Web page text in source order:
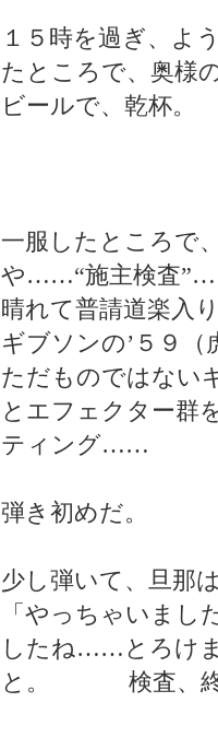
１５時を過ぎ、よ
たところで、奥様
ビールで、乾杯。
一服したところ
や……“施主検査
晴れて普請道楽入
ギブソンの’５９
ただものではない
とエフェクター群
ティング……
弾き初めだ。
少し弾いて、旦那
「やっちゃいま
したね……とろけ
と。 検査、